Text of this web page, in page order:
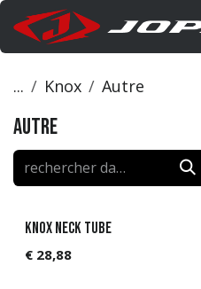
Se rendre au contenu
... Knox Autre
Autre
KNOX Neck Tube
€ 28,88